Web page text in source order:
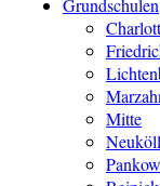
Grundschulen
Mitte
Pankow